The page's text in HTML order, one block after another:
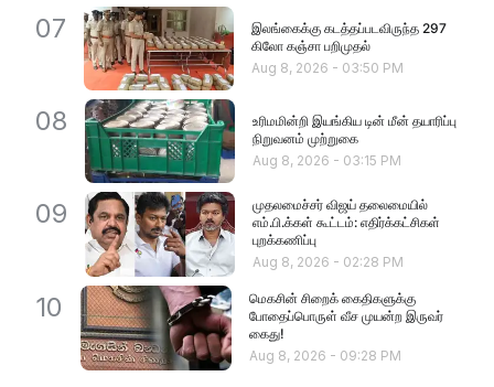
07
இலங்கைக்கு கடத்தப்படவிருந்த 297
கிலோ கஞ்சா பறிமுதல்
Aug 8, 2026 - 03:50 PM
08
உரிமமின்றி இயங்கிய டின் மீன் தயாரிப்பு
நிறுவனம் முற்றுகை
Aug 8, 2026 - 03:15 PM
09
முதலமைச்சர் விஜய் தலைமையில்
எம்.பி.க்கள் கூட்டம்: எதிர்க்கட்சிகள்
புறக்கணிப்பு
Aug 8, 2026 - 02:28 PM
10
மெகசின் சிறைக் கைதிகளுக்கு
போதைப்பொருள் வீச முயன்ற இருவர்
கைது!
Aug 8, 2026 - 09:28 PM